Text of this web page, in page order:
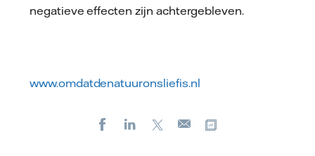
negatieve effecten zijn achtergebleven.
www.omdatdenatuuronsliefis.nl
FacebookLinkedIn
E-